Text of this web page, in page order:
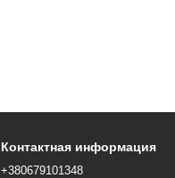
Контактная информация
+380679101348